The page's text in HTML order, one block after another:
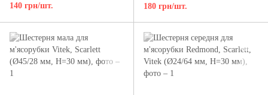
140 грн/шт. 180 грн/шт.